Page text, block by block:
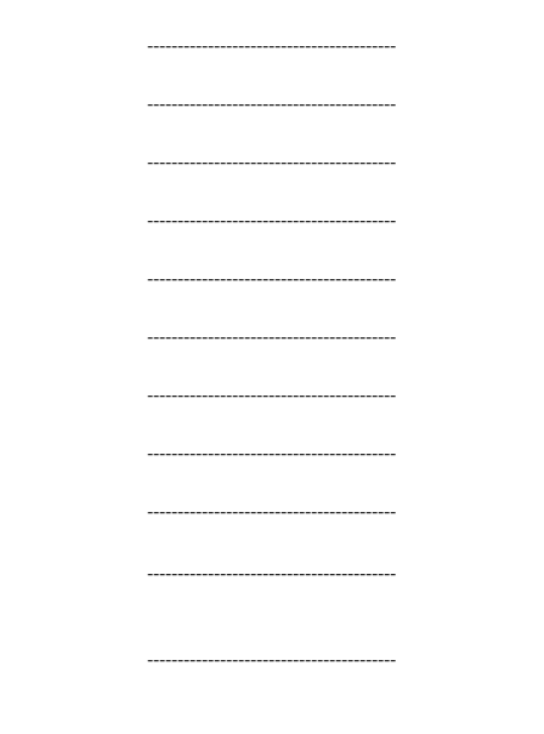
-----------------------------------------
-----------------------------------------
-----------------------------------------
-----------------------------------------
-----------------------------------------
-----------------------------------------
-----------------------------------------
-----------------------------------------
-----------------------------------------
-----------------------------------------
-----------------------------------------